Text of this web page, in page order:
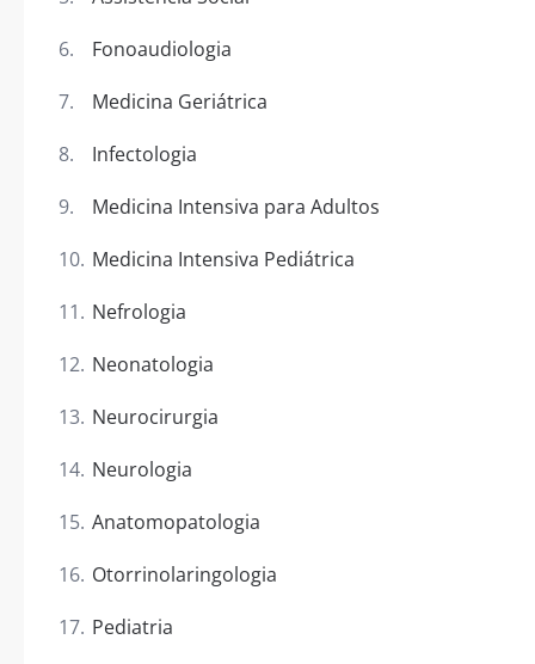
Fonoaudiologia
Medicina Geriátrica
Infectologia
Medicina Intensiva para Adultos
Medicina Intensiva Pediátrica
Nefrologia
Neonatologia
Neurocirurgia
Neurologia
Anatomopatologia
Otorrinolaringologia
Pediatria